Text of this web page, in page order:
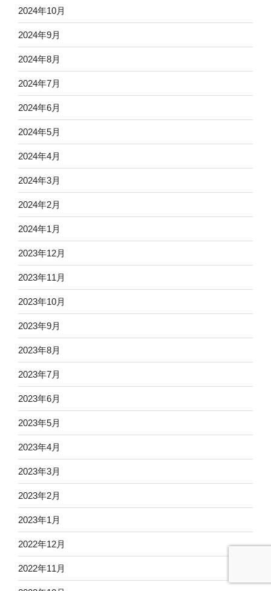
2024年10月
2024年9月
2024年8月
2024年7月
2024年6月
2024年5月
2024年4月
2024年3月
2024年2月
2024年1月
2023年12月
2023年11月
2023年10月
2023年9月
2023年8月
2023年7月
2023年6月
2023年5月
2023年4月
2023年3月
2023年2月
2023年1月
2022年12月
2022年11月